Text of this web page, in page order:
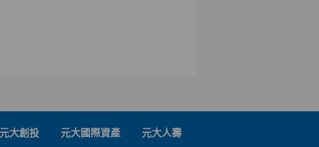
元大創投 元大國際資產 元大人壽